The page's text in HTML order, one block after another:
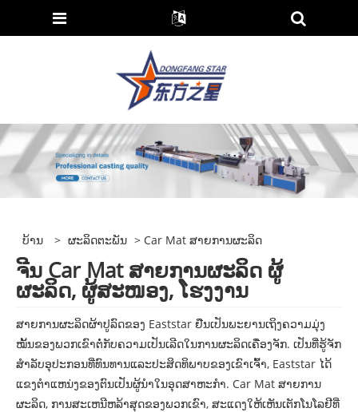
ບ້ານ > ຜະລິດຕະພັນ > Car Mat ສາຍການຜະລິດ
ຈີນ Car Mat ສາຍການຜະລິດ ຜູ້
ຜະລິດ, ຜູ້ສະໜອງ, ໂຮງງານ
ສາຍການຜະລິດຜ້າປູລົດຂອງ Eaststar ຢືນເປັນພະຍານເຖິງຄວາມມຸ່ງ
ໝັ້ນຂອງພວກເຂົາຕໍ່ກັບຄວາມເປັນເລີດໃນການຜະລິດເຄື່ອງຈັກ. ເປັນທີ່ຮູ້ຈັກ
ສໍາລັບອຸປະກອນທີ່ທົນທານແລະປະສິດທິພາບຂອງເຂົາເຈົ້າ, Eaststar ໄດ້
ແຂງຕໍາແຫນ່ງຂອງຕົນເປັນຜູ້ນໍາໃນອຸດສາຫະກໍາ. Car Mat ສາຍການ
ຜະລິດ, ການສະເຫນີຫລ້າສຸດຂອງພວກເຂົາ, ສະແດງໃຫ້ເຫັນເຕັກໂນໂລຢີທີ່